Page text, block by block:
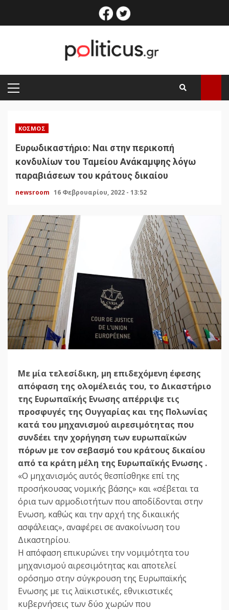
facebook
PRIMARY
MENU
ΚΌΣΜΟΣ
Ευρωδικαστήριο: Ναι στην περικοπή
κονδυλίων του Ταμείου Ανάκαμψης λόγω
παραβιάσεων του κράτους δικαίου
newsroom 16 Φεβρουαρίου, 2022 - 13:52
Με μία τελεσίδικη, μη επιδεχόμενη έφεσης
απόφαση της ολομέλειάς του, το Δικαστήριο
της Ευρωπαϊκής Ενωσης απέρριψε τις
προσφυγές της Ουγγαρίας και της Πολωνίας
κατά του μηχανισμού αιρεσιμότητας που
συνδέει την χορήγηση των ευρωπαϊκών
πόρων με τον σεβασμό του κράτους δικαίου
από τα κράτη μέλη της Ευρωπαϊκής Ενωσης .
«Ο μηχανισμός αυτός θεσπίσθηκε επί της
προσήκουσας νομικής βάσης» και «σέβεται τα
όρια των αρμοδιοτήτων που αποδίδονται στην
Ενωση, καθώς και την αρχή της δικαιικής
ασφάλειας», αναφέρει σε ανακοίνωση του
Δικαστηρίου.
Η απόφαση επικυρώνει την νομιμότητα του
μηχανισμού αιρεσιμότητας και αποτελεί
ορόσημο στην σύγκρουση της Ευρωπαϊκής
Ενωσης με τις λαϊκιστικές, εθνικιστικές
κυβερνήσεις των δύο χωρών που